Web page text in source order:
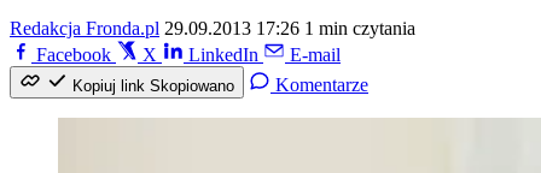
Redakcja Fronda.pl 29.09.2013 17:26 1 min czytania
Facebook
X LinkedIn E-mail
Kopiuj link Skopiowano Komentarze